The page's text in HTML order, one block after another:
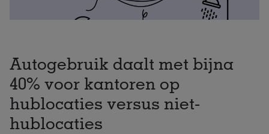
Autogebruik daalt met bijna
40% voor kantoren op
hublocaties versus niet-
hublocaties